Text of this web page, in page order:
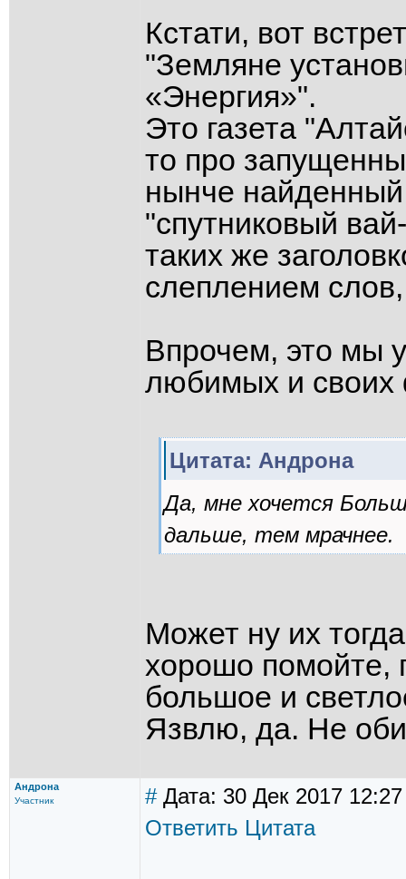
Кстати, вот
"Земляне
«Энергия»".
Это газета
то про
нынче найденный
"спутниковый
таких же
слеплением
Впрочем, это мы
любимых и своих
Цитата: Андрона
Да, мне хочется
дальше, тем мрачнее.
Может ну их
хорошо помойте,
большое и
Язвлю, да. Не
Андрона
Участник #Дата: 30 Дек 2017
Ответить Цитата